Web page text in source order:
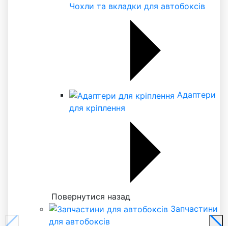
Чохли та вкладки для автобоксів
Адаптери
для кріплення
Повернутися назад
Запчастини
для автобоксів